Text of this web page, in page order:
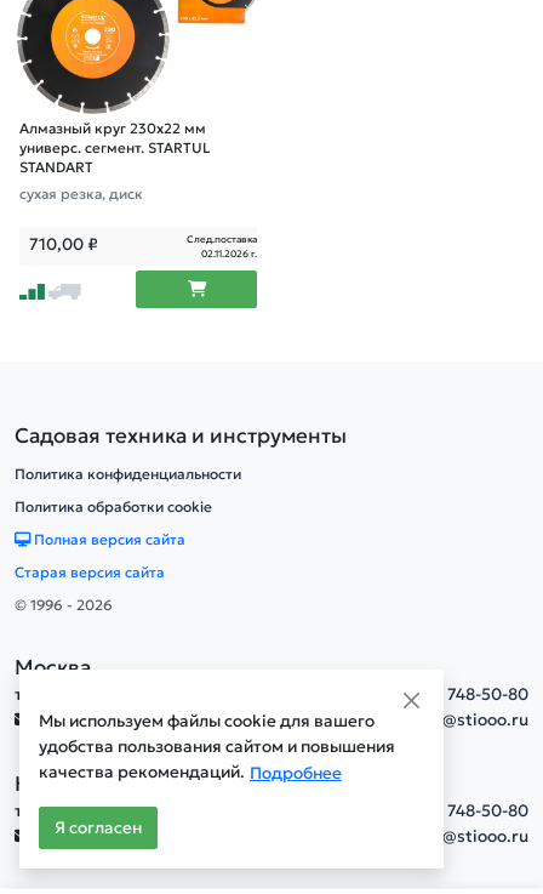
Алмазный круг 230х22 мм
универс. сегмент. STARTUL
STANDART
сухая резка, диск
710,00₽
След.поставка
02.11.2026 г.
Мы используем файлы cookie для вашего
удобства пользования сайтом и повышения
качества рекомендаций. Подробнее
Я согласен
Садовая техника и инструменты
Политика конфиденциальности
Политика обработки cookie
Полная версия сайта
Старая версия сайта
© 1996 - 2026
Москва
тел.
+7(495) 748-50-80
info@stiooo.ru
Новосибирск
тел.
+7(495) 748-50-80
info@stiooo.ru